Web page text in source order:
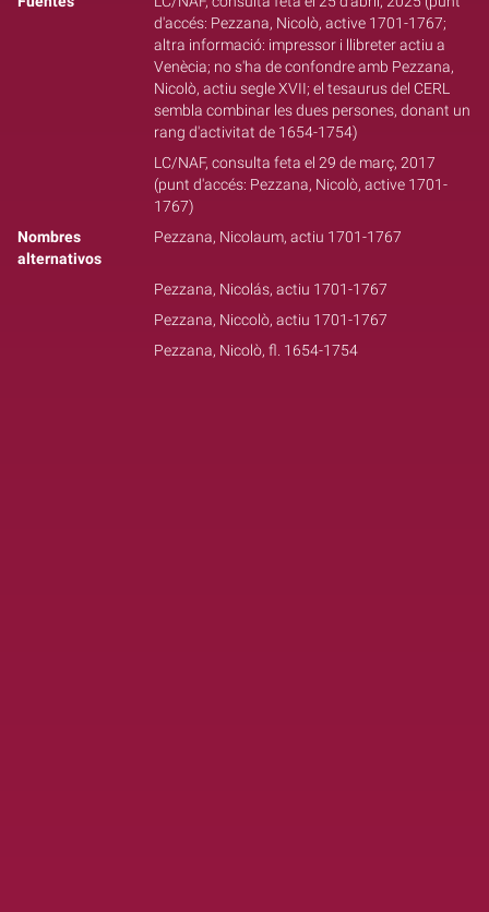
d'accés: Pezzana, Nicolò, active 1701-1767;
altra informació: impressor i llibreter actiu a
Venècia; no s'ha de confondre amb Pezzana,
Nicolò, actiu segle XVII; el tesaurus del CERL
sembla combinar les dues persones, donant un
rang d'activitat de 1654-1754)
LC/NAF, consulta feta el 29 de març, 2017
(punt d'accés: Pezzana, Nicolò, active 1701-
1767)
Nombres
alternativos
Pezzana, Nicolaum, actiu 1701-1767
Pezzana, Nicolás, actiu 1701-1767
Pezzana, Niccolò, actiu 1701-1767
Pezzana, Nicolò, fl. 1654-1754